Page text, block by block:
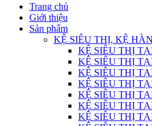
Trang chủ
Giới thiệu
Sản phẩm
KỆ SIÊU THỊ, KỆ
KỆ SIÊU THỊ
KỆ SIÊU THỊ
KỆ SIÊU THỊ
KỆ SIÊU THỊ
KỆ SIÊU THỊ
KỆ SIÊU THỊ
KỆ SIÊU THỊ